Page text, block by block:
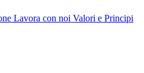
Lavora con noi Valori e Principi